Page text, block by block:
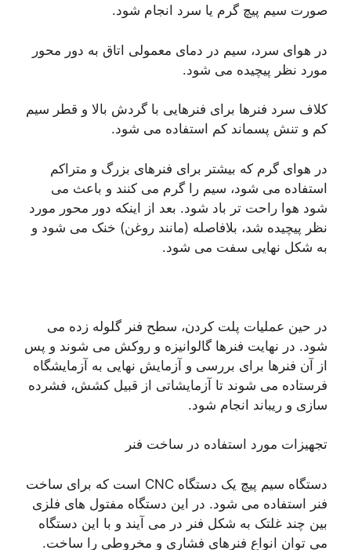
صورت سیم پیچ گرم یا سرد انجام شود.
در هوای سرد، سیم در دمای معمولی اتاق به دور محور
مورد نظر پیچیده می شود.
کلاف سرد فنرها برای فنرهایی با گردش بالا و قطر سیم
کم و تنش پسماند کم استفاده می شود.
در هوای گرم که بیشتر برای فنرهای بزرگ و متراکم
استفاده می شود، سیم را گرم می کنند و باعث می
شود هوا راحت تر باد شود. بعد از اینکه دور محور مورد
نظر پیچیده شد، بلافاصله (مانند روغن) خنک می شود و
به شکل نهایی سفت می شود.
در حین عملیات پلت کردن، سطح فنر گلوله زده می
شود. در نهایت فنرها گالوانیزه و روکش می شوند و پس
از آن فنرها برای بررسی و آزمایش نهایی به آزمایشگاه
فرستاده می شوند تا آزمایشاتی از قبیل کشش، فشرده
سازی و ریباند انجام شود.
تجهیزات مورد استفاده در ساخت فنر
دستگاه سیم پیچ یک دستگاه CNC است که برای ساخت
فنر استفاده می شود. در این دستگاه مفتول های فلزی
بین چند غلتک به شکل فنر در می آیند و با این دستگاه
می توان انواع فنرهای فشاری و مخروطی را ساخت.